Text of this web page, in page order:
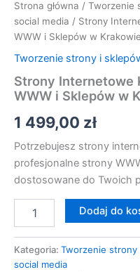
Strona główna / Tworzenie
social media / Strony
WWW i Sklepów w Krakowie
Tworzenie strony i
Strony Internetowe
WWW i Sklepów w
1 499,00 zł
Potrzebujesz strony
profesjonalne strony
dostosowane do Twoich
Dodaj do
Kategoria: Tworzenie
social media